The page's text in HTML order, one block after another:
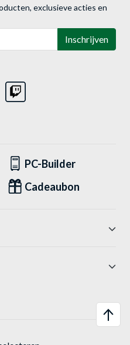
exclusieve acties en
Inschrijven
PC-Builder
Cadeaubon